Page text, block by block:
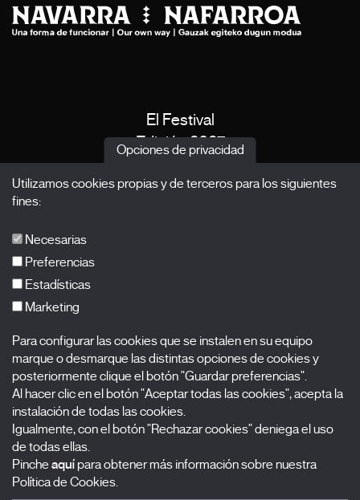
El Festival
Edición 2027
Acreditaciones
Nombre
Apellidos
Correo electrónico
Selecciona una categoría
0 listas seleccionadas
Opciones de privacidad
Utilizamos cookies propias y de terceros para los siguientes
fines:
Necesarias
Preferencias
Estadísticas
Marketing
Para configurar las cookies que se instalen en su equipo
marque o desmarque las distintas opciones de cookies y
posteriormente clique el botón "Guardar preferencias".
Al hacer clic en el botón "Aceptar todas las cookies", acepta la
instalación de todas las cookies.
Igualmente, con el botón "Rechazar cookies" deniega el uso
de todas ellas.
Pinche aquí para obtener más información sobre nuestra
Política de Cookies.